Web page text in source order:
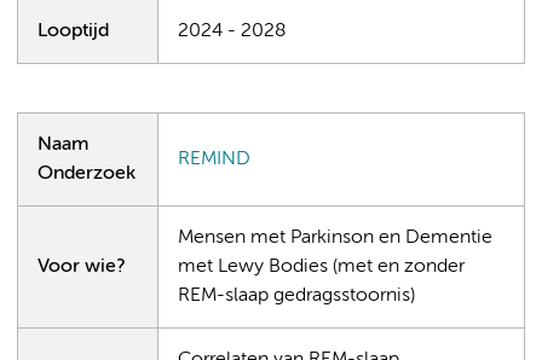
Looptijd 2024 - 2028
Naam
Onderzoek
REMIND
Voor wie?
Mensen met Parkinson en Dementie
met Lewy Bodies (met en zonder
REM-slaap gedragsstoornis)